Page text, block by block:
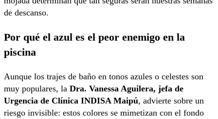
de descanso.
Por qué el azul es el peor enemigo en la
piscina
Aunque los trajes de baño en tonos azules o celestes son
muy populares, la Dra. Vanessa Aguilera, jefa de
Urgencia de Clínica INDISA Maipú, advierte sobre un
riesgo invisible: estos colores se mimetizan con el fondo